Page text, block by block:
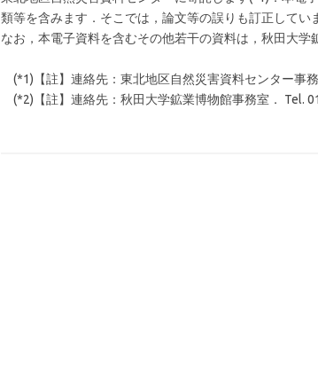
類等を含みます．そこでは，論文等の誤りも訂正してい
なお，本電子資料を含むその他若干の資料は，秋田大学
(*1)【註】連絡先：東北地区自然災害資料センター事
(*2)【註】連絡先：秋田大学鉱業博物館事務室． Tel.